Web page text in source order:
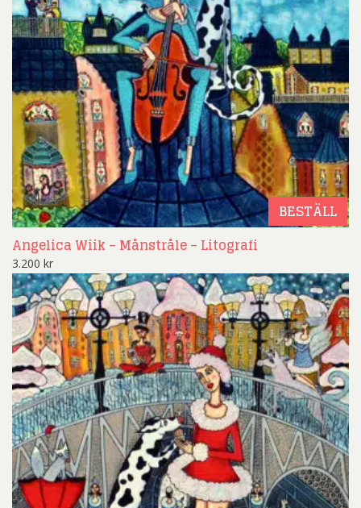
BESTÄLL
Angelica Wiik – Månstråle – Litografi
3.200 kr